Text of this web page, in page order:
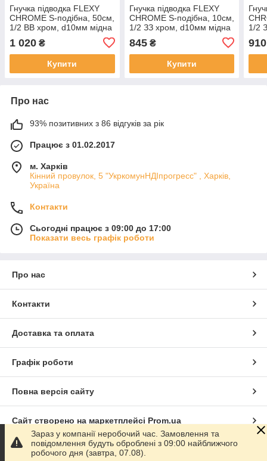
Гнучка підводка FLEXY
CHROME S-подібна, 50см,
1/2 ВВ хром, d10мм мідна
1 020 ₴
Купити
Гнучка підводка FLEXY
CHROME S-подібна, 10см,
1/2 ЗЗ хром, d10мм мідна
845₴
Купити
1/2
910
Про нас
93% позитивних з 86 відгуків за рік
Працює з 01.02.2017
м. Харків
Кінний провулок, 5 "УкркомунНДІпрогресс" , Харків,
Україна
Контакти
Сьогодні працює з 09:00 до 17:00
Показати весь графік роботи
Про нас
Контакти
Доставка та оплата
Графік роботи
Повна версія сайту
Сайт створено на маркетплейсі Prom.ua
Політика конфіденційності
Зараз у компанії неробочий час. Замовлення та
повідомлення будуть оброблені з 09:00 найближчого
робочого дня (завтра, 07.08).